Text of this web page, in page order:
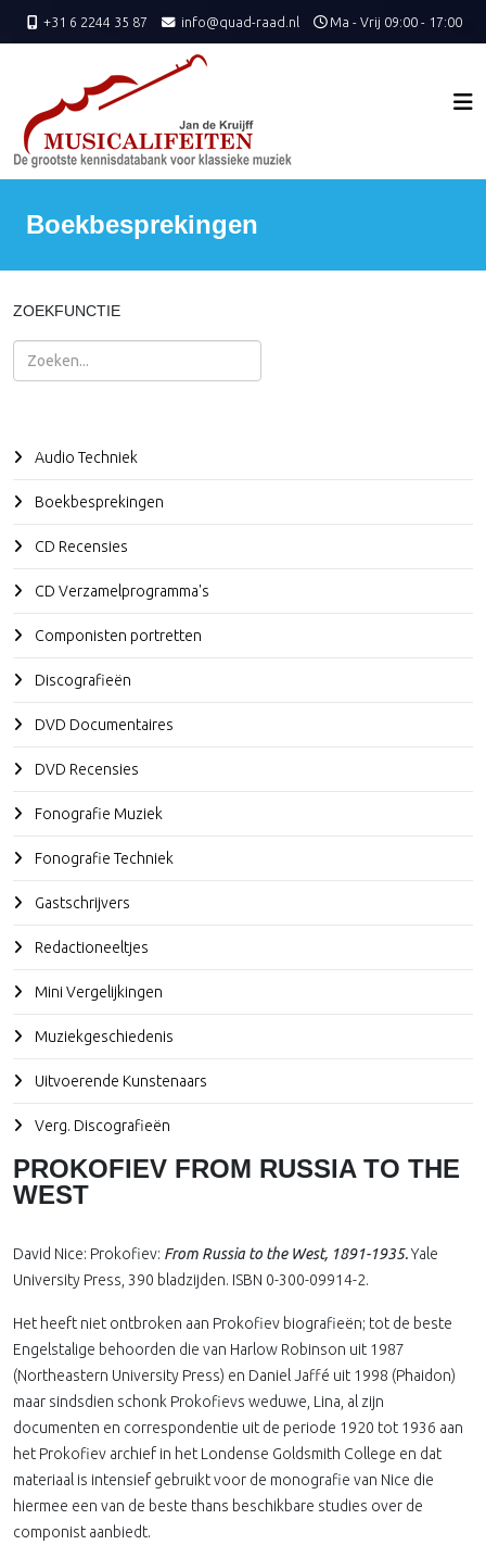
+31 6 2244 35 87 info@quad-raad.nl Ma - Vrij 09:00 - 17:00
Boekbesprekingen
ZOEKFUNCTIE
Zoeken
Audio Techniek
Boekbesprekingen
CD Recensies
CD Verzamelprogramma's
Componisten portretten
Discografieën
DVD Documentaires
DVD Recensies
Fonografie Muziek
Fonografie Techniek
Gastschrijvers
Redactioneeltjes
Mini Vergelijkingen
Muziekgeschiedenis
Uitvoerende Kunstenaars
Verg. Discografieën
PROKOFIEV FROM RUSSIA TO THE
WEST
David Nice: Prokofiev: From Russia to the West, 1891-1935.Yale
University Press, 390 bladzijden. ISBN 0-300-09914-2.
Het heeft niet ontbroken aan Prokofiev biografieën; tot de beste
Engelstalige behoorden die van Harlow Robinson uit 1987
(Northeastern University Press) en Daniel Jaffé uit 1998 (Phaidon)
maar sindsdien schonk Prokofievs weduwe, Lina, al zijn
documenten en correspondentie uit de periode 1920 tot 1936 aan
het Prokofiev archief in het Londense Goldsmith College en dat
materiaal is intensief gebruikt voor de monografie van Nice die
hiermee een van de beste thans beschikbare studies over de
componist aanbiedt.